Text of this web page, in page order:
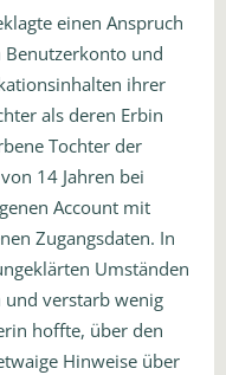
einen Anspruch
Benutzerkonto und
ihrer
als deren Erbin
Tochter der
14 Jahren bei
Account mit
Zugangsdaten. In
Umständen
verstarb wenig
hoffte, über den
Hinweise über